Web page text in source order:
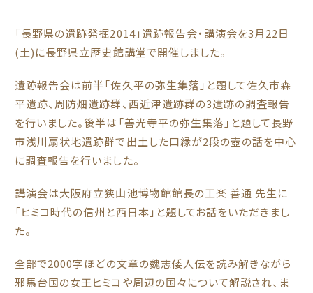
「長野県の遺跡発掘2014」遺跡報告会・講演会を3月22日
(土)に長野県立歴史館講堂で開催しました。
遺跡報告会は前半「佐久平の弥生集落」と題して佐久市森
平遺跡、周防畑遺跡群、西近津遺跡群の3遺跡の調査報告
を行いました。後半は「善光寺平の弥生集落」と題して長野
市浅川扇状地遺跡群で出土した口縁が2段の壺の話を中心
に調査報告を行いました。
講演会は大阪府立狭山池博物館館長の工楽 善通 先生に
「ヒミコ時代の信州と西日本」と題してお話をいただきまし
た。
全部で2000字ほどの文章の魏志倭人伝を読み解きながら
邪馬台国の女王ヒミコや周辺の国々について解説され、ま